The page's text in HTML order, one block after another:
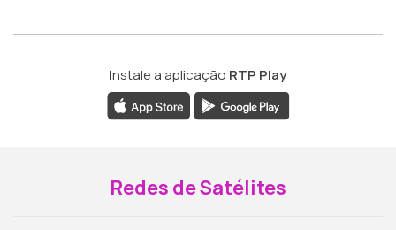
Instale a aplicação RTP Play
Redes de Satélites